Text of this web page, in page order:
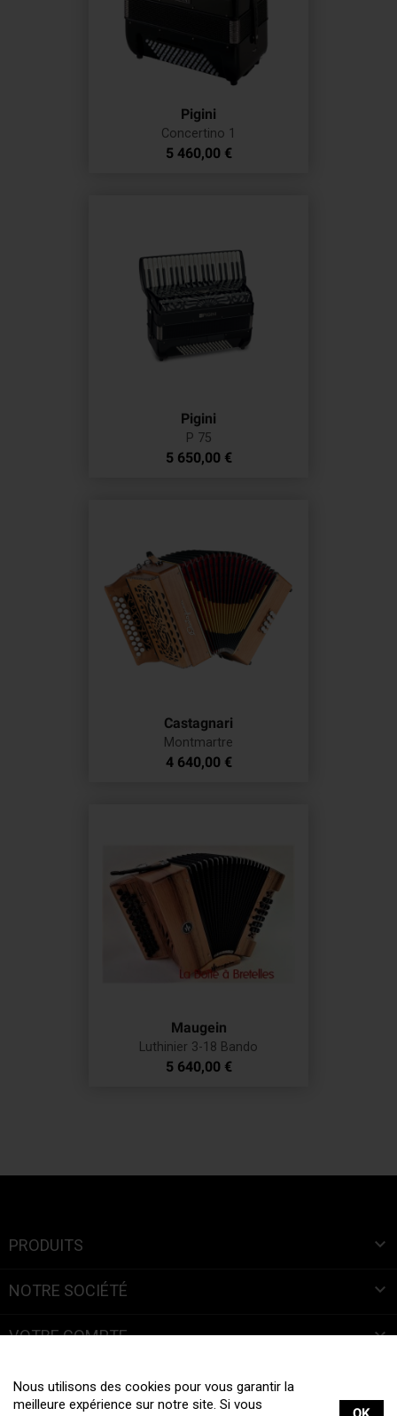
Nous utilisons des cookies pour vous garantir la
meilleure expérience sur notre site. Si vous
Pigini
Concertino 1
Prix
5 460,00 €
Pigini
P 75
Prix
5 650,00 €
Castagnari
Montmartre
Prix
4 640,00 €
Maugein
Luthinier 3-18 Bando
Prix
5 640,00 €
PRODUITS 
NOTRE SOCIÉTÉ 
VOTRE COMPTE 
INFORMATIONS